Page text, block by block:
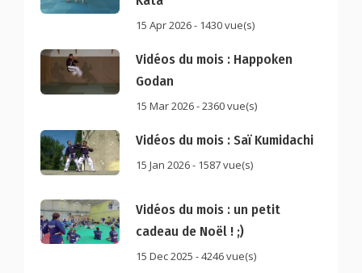
15 Apr 2026 - 1430 vue(s)
Vidéos du mois : Happoken
Godan
15 Mar 2026 - 2360 vue(s)
Vidéos du mois : Saï Kumidachi
15 Jan 2026 - 1587 vue(s)
Vidéos du mois : un petit
cadeau de Noël ! ;)
15 Dec 2025 - 4246 vue(s)